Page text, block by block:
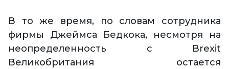
В то же время, по словам сотрудника
фирмы Джеймса Бедкока, несмотря на
неопределенность с Brexit
Великобритания остается